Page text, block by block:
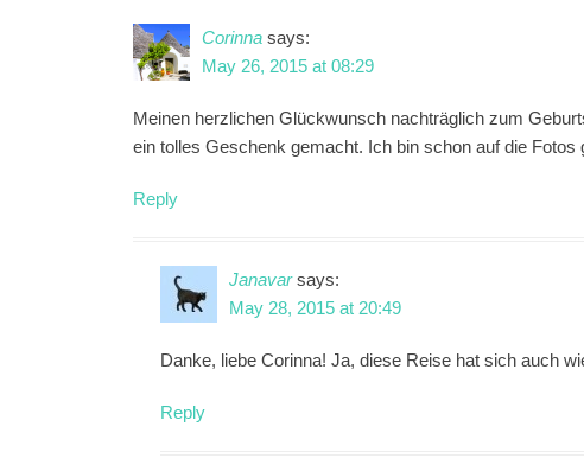
Corinna says:
May 26, 2015 at 08:29
Meinen herzlichen Glückwunsch nachträglich zum
ein tolles Geschenk gemacht. Ich bin schon auf die Fotos
Reply
Janavar says:
May 28, 2015 at 20:49
Danke, liebe Corinna! Ja, diese Reise hat sich auch
Reply